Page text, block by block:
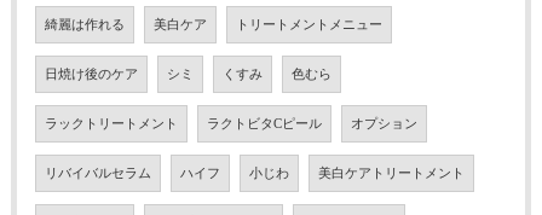
綺麗は作れる 美白ケア トリートメントメニュー
日焼け後のケア シミ くすみ 色むら
ラックトリートメント ラクトビタCピール オプション
リバイバルセラム ハイフ 小じわ 美白ケアトリートメント